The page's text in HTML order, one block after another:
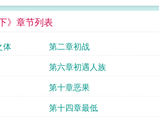
》章节列表
体 第二章初战
第六章初遇人族
第十章恶果
第十四章最低